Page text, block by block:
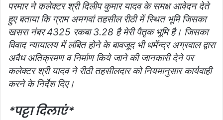
परमार ने कलेक्टर श्री दिलीप कुमार यादव के समक्ष आवेदन देते
हुए बताया कि ग्राम अमगवां तहसील रीठी में स्थित भूमि जिसका
खसरा नंबर 4325 रकबा 3.28 है मेरी पैतृक भूमि है। जिसका
विवाद न्यायालय में लंबित होने के बावजूद भी धर्मेन्द्र अग्रवाल द्वारा
अवैध अतिक्रमण व निर्माण किये जाने की जानकारी देने पर
कलेक्टर श्री यादव ने रीठी तहसीलदार को नियमानुसार कार्यवाही
करने के निर्देश दिए।
*पट्टा दिलाएं*